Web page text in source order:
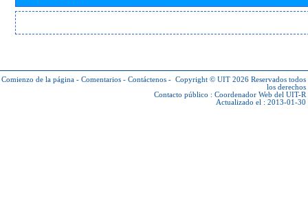
Comienzo de la página - Comentarios - Contáctenos - Copyright © UIT 2026 Reservados todos
los derechos
Contacto público : Coordenador Web del UIT-R
Actualizado el : 2013-01-30